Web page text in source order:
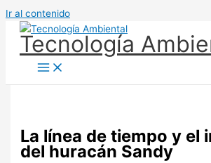
Ir al contenido
Tecnología
La línea de tiempo y el
del huracán Sandy